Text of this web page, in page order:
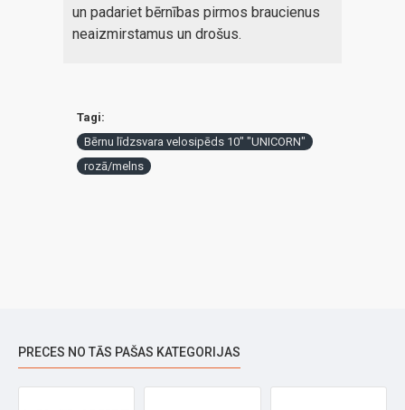
un padariet bērnības pirmos braucienus
neaizmirstamus un drošus.
Tagi:
Bērnu līdzsvara velosipēds 10" "UNICORN"
rozā/melns
PRECES NO TĀS PAŠAS KATEGORIJAS